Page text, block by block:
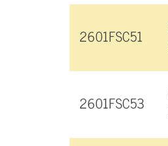
2601FSC51
2601FSC53